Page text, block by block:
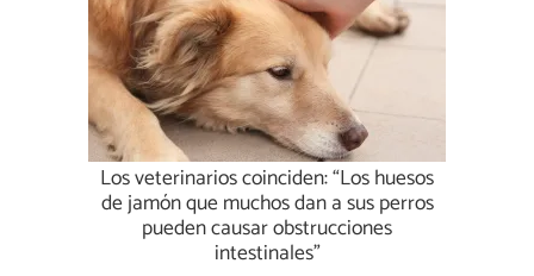
Los veterinarios coinciden: “Los huesos
de jamón que muchos dan a sus perros
pueden causar obstrucciones
intestinales”